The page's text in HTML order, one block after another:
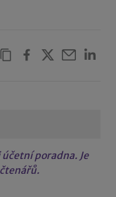
poradna. Je